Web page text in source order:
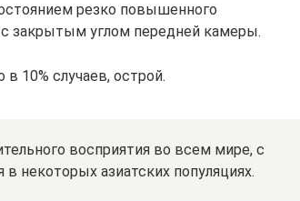
резко повышенного
с закрытым углом передней камеры.
10% случаев, острой.
восприятия во всем мире, с
некоторых азиатских популяциях.